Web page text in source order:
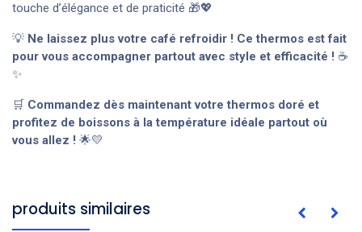
touche d’élégance et de praticité 🎁💖
💡 Ne laissez plus votre café refroidir ! Ce thermos est fait
pour vous accompagner partout avec style et efficacité ! ☕
✨
🛒 Commandez dès maintenant votre thermos doré et
profitez de boissons à la température idéale partout où
vous allez ! 🌟💛
produits similaires